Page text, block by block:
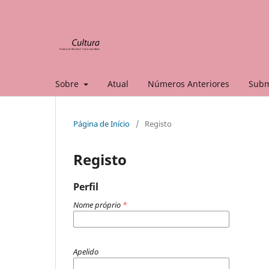
Sobre Atual Números Anteriores
Página de Início / Registo
Registo
Perfil
Nome próprio *
Apelido